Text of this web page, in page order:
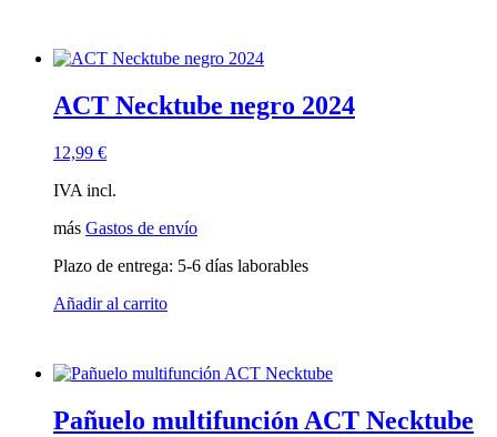
ACT Necktube negro 2024
12,99 €
IVA incl.
más Gastos de envío
Plazo de entrega: 5-6 días laborables
Añadir al carrito
Pañuelo multifunción ACT Necktube